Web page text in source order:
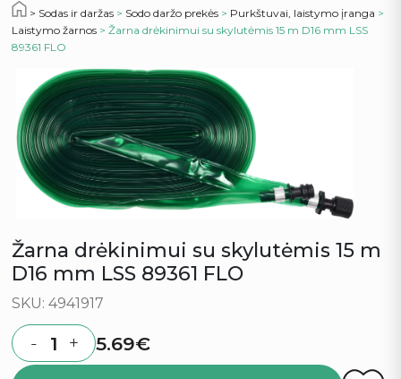
Sodas ir daržas > Sodo daržo prekės > Purkštuvai, laistymo įranga >
Laistymo žarnos > Žarna drėkinimui su skylutėmis 15 m D16 mm LSS
89361 FLO
Žarna drėkinimui su skylutėmis 15 m
D16 mm LSS 89361 FLO
SKU: 4941917
Quantity
- + 5.69€